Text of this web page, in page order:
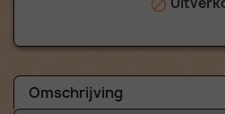

Omschrijving